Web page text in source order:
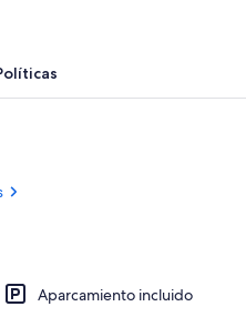
Vistas desde la habitación
Aparcamiento incluido